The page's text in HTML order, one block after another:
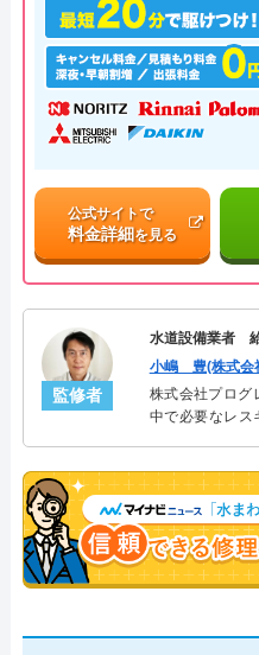
公式サイトで
料金詳細を見る
監修者
水道設備業者
小嶋 豊(株式会
株式会社プロ
中で必要なレス
決。多くのお客
ャリスト。